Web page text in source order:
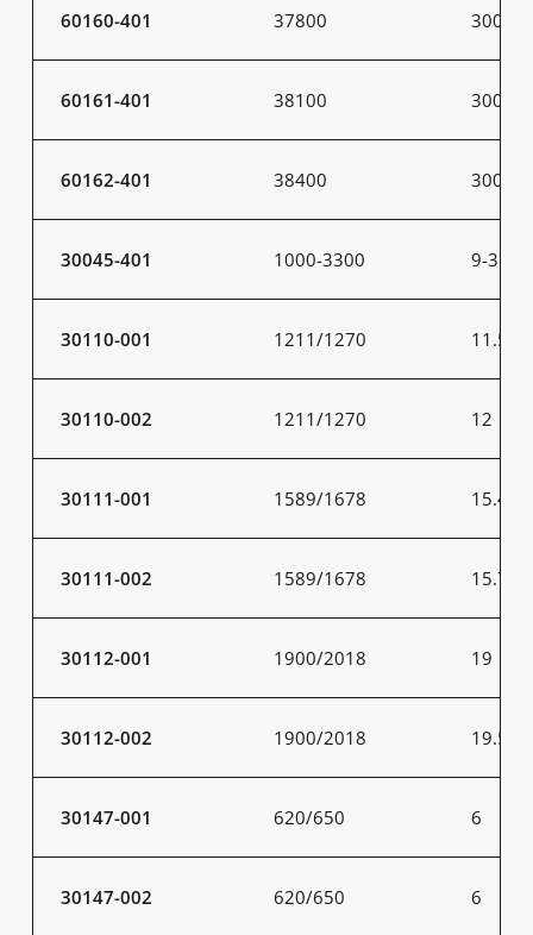
60160-401 37800 300
60161-401 38100 300
60162-401 38400 300
30045-401 1000-3300 9-31
30110-001 1211/1270 11.5
30110-002 1211/1270 12
30111-001 1589/1678 15.4
30111-002 1589/1678 15.7
30112-001 1900/2018 19
30112-002 1900/2018 19.5
30147-001 620/650 6
30147-002 620/650 6